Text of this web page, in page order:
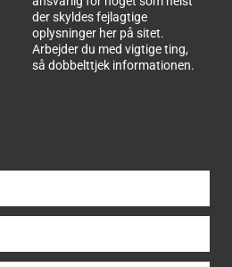
der skyldes fejlagtige
oplysninger her på sitet.
Arbejder du med vigtige ting,
så dobbelttjek informationen.